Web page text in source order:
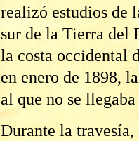
realizó estudios de
sur de la Tierra del
la costa occidental
en enero de 1898,
al que no se llegaba
Durante la travesía,